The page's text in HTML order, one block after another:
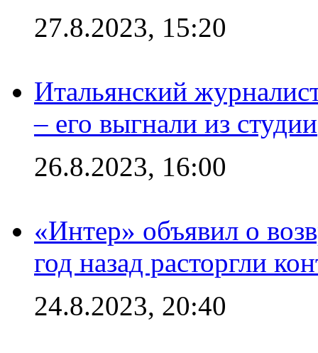
27.8.2023, 15:20
Итальянский
– его выгнали из студии
26.8.2023, 16:00
«Интер» объявил о
год назад расторгли
24.8.2023, 20:40